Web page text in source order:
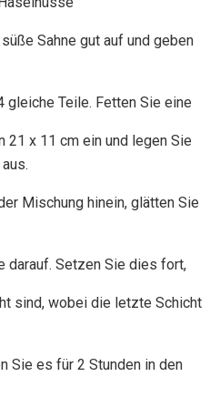
Sahne gut auf und geben
gleiche Teile. Fetten Sie eine
21 x 11 cm ein und legen Sie
Mischung hinein, glätten Sie
darauf. Setzen Sie dies fort,
sind, wobei die letzte Schicht
Sie es für 2 Stunden in den